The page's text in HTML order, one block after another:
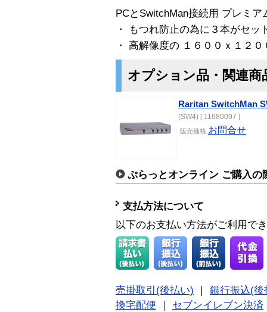
PCとSwitchMan接続用 プレミ
・ もつれ防止の為に３本がセ
・ 高解像度の １６００ｘ１２
オプション品・関連商
Raritan SwitchMan
(SW4) [ 11680097 ]
販売価格 お問合せ
ぷらっとオンライン ご購入の
支払方法について
以下のお支払い方法がご利用で
売掛取引(後払い)
銀行振込(後
換宅配便
セブンイレブン決済